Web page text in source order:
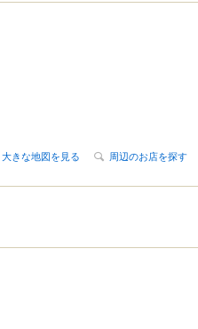
大きな地図を見る 周辺のお店を探す